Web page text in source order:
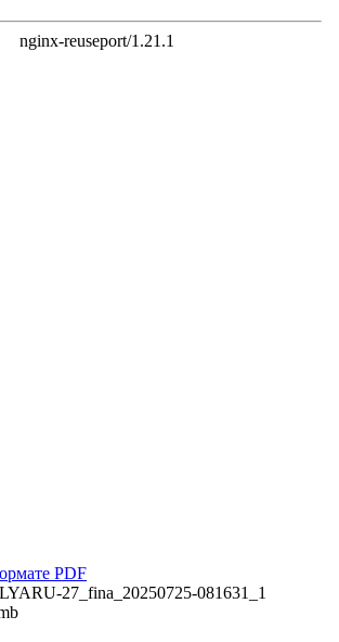
PDF
27_fina_20250725-081631_1